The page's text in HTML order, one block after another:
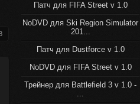
Патч для FIFA Street v 1.0
NoDVD для Ski Region Simulator
201...
Патч для Dustforce v 1.0
NoDVD для FIFA Street v 1.0
Трейнер для Battlefield 3 v 1.0 -
...